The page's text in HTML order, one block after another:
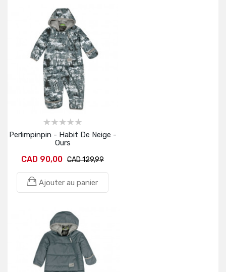
Perlimpinpin - Habit De Neige -
Ours
CAD 90,00 CAD 129,99
Ajouter au panier